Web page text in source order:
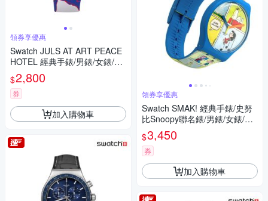
領券享優惠
Swatch JULS AT ART PEACE
HOTEL 經典手錶/男錶/女錶/瑞
士製造 SUOZ217 (41mm)
$2,800
券
加入購物車
領券享優惠
Swatch SMAK! 經典手錶/史努
比Snoopy聯名錶/男錶/女錶/瑞
士製造 SO29Z108 (41mm)
$3,450
券
加入購物車